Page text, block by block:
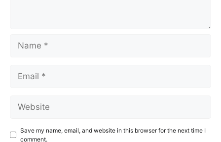
Save my name, email, and website in this browser for the next time I
comment.